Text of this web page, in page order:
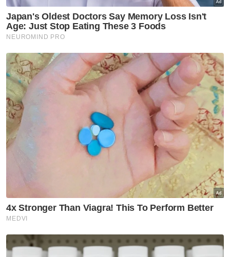
menyifatkan tragedi itu sebagai sesuatu yang
tidak sepatutnya berlaku.
ARTIKEL BERKAITAN:
Berita Telus & Tulus menerusi E-Mel setiap
hari!
Terkilan tidak sempat bergambar dengan ibu
Nahas di Simpang Renggam: Seorang lagi